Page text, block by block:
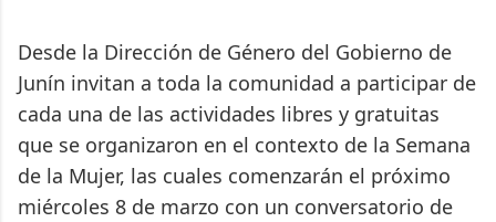
Desde la Dirección de Género del Gobierno de
Junín invitan a toda la comunidad a participar de
cada una de las actividades libres y gratuitas
que se organizaron en el contexto de la Semana
de la Mujer, las cuales comenzarán el próximo
miércoles 8 de marzo con un conversatorio de